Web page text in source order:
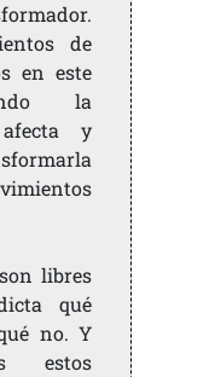
de
en este
la
y
libres
qué
no. Y
estos